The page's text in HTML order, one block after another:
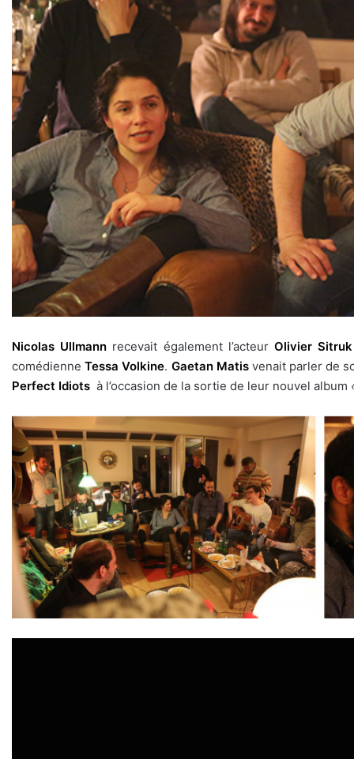
Nicolas Ullmann recevait également l’acteurOlivier Sitruk
comédienneTessa Volkine. Gaetan Matis venait parler de
Perfect Idiots à l’occasion de la sortie de leur nouvel album